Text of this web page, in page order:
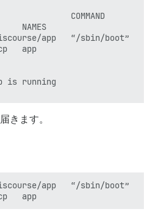
IMAGE
NAMES
app   “/sbin/boot”
app
is running
====================
github.com/discourse/
NOT FOUND
きます。
app   “/sbin/boot”